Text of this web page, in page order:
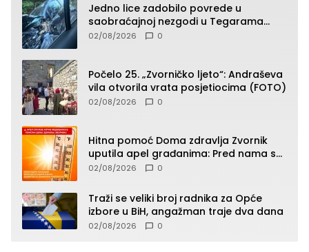
Jedno lice zadobilo povrede u
saobraćajnoj nezgodi u Tegarama
(FOTO)
02/08/2026 0
Počelo 25. „Zvorničko ljeto“: Andraševa
vila otvorila vrata posjetiocima (FOTO)
02/08/2026 0
Hitna pomoć Doma zdravlja Zvornik
uputila apel građanima: Pred nama su
temperature do 40°C, oprez zbog
02/08/2026 0
Traži se veliki broj radnika za Opće
izbore u BiH, angažman traje dva dana
02/08/2026 0